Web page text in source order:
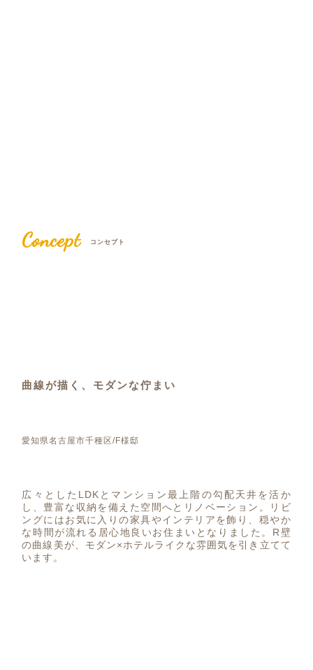
Concept コンセプト
曲線が描く、モダンな佇まい
愛知県名古屋市千種区/F様邸
広々としたLDKとマンション最上階の勾配天井を活か
し、豊富な収納を備えた空間へとリノベーション。リビ
ングにはお気に入りの家具やインテリアを飾り、穏やか
な時間が流れる居心地良いお住まいとなりました。R壁
の曲線美が、モダン×ホテルライクな雰囲気を引き立てて
います。